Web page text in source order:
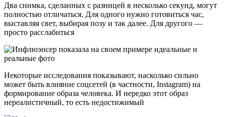
Два снимка, сделанных с разницей в несколько секунд, могут
полностью отличаться. Для одного нужно готовиться час,
выставляя свет, выбирая позу и так далее. Для другого —
просто расслабиться
Некоторые исследования показывают, насколько сильно
может быть влияние соцсетей (в частности, Instagram) на
формирование образа человека. И нередко этот образ
нереалистичный, то есть недостижимый